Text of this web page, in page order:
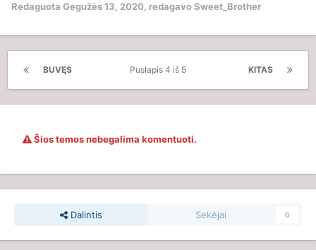
Redaguota Gegužės 13, 2020, redagavo Sweet_Brother
BUVĘS KITAS
Puslapis 4 iš 5
Šios temos nebegalima komentuoti.
Dalintis Sekėjai 0